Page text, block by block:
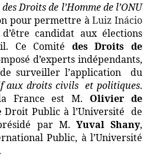
Droits de l’Homme de l’ONU
pour permettre àLuiz Inácio
d’être candidat aux élections
Ce Comité des Droits de
d’experts indépendants,
surveiller l’application du
aux droits civils et politiques.
France est M. Olivier de
Droit Public à l’Université de
par M. Yuval Shany,
Public, à l’Université